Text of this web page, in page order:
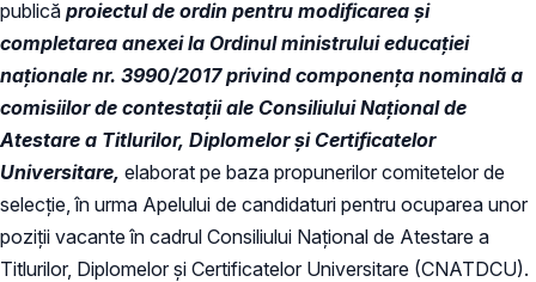
publică proiectul de ordin pentru modificarea și
completarea anexei la Ordinul ministrului educației
naționale nr. 3990/2017 privind componența nominală a
comisiilor de contestații ale Consiliului Național de
Atestare a Titlurilor, Diplomelor și Certificatelor
Universitare, elaborat pe baza propunerilor comitetelor de
selecție, în urma Apelului de candidaturi pentru ocuparea unor
poziții vacante în cadrul Consiliului Național de Atestare a
Titlurilor, Diplomelor și Certificatelor Universitare (CNATDCU).